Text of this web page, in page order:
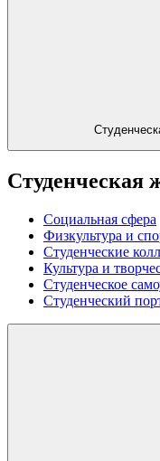
Студенческая
Социальная сфера
Физкультура и
Студенческие
Культура и
Студенческое
Студенческий